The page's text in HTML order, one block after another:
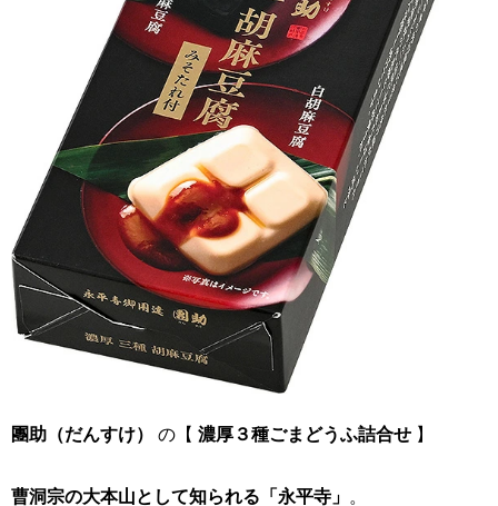
團助（だんすけ） の【 濃厚３種ごまどうふ詰合せ 】
曹洞宗の大本山として知られる「永平寺」